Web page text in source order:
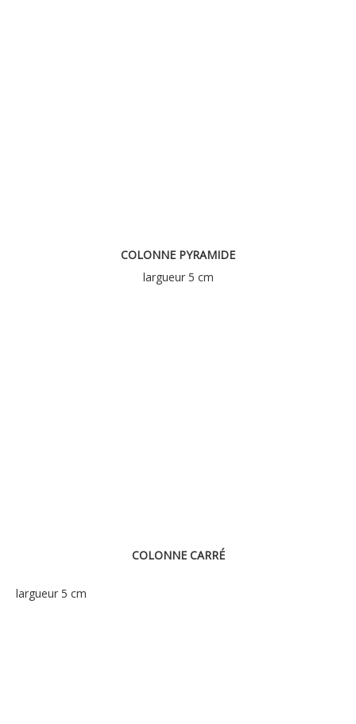
COLONNE PYRAMIDE
largueur 5 cm
COLONNE CARRÉ
largueur 5 cm